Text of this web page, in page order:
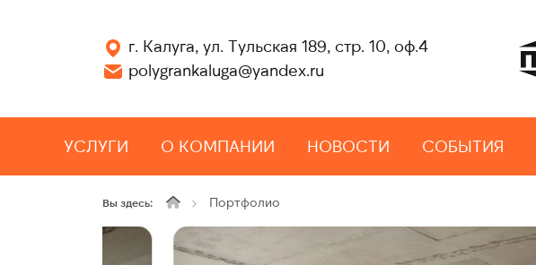
г. Калуга, ул. Тульская 189, стр. 10, оф.4
polygrankaluga@yandex.ru
УСЛУГИ О КОМПАНИИ НОВОСТИ СОБЫТИЯ
Вы здесь: Портфолио